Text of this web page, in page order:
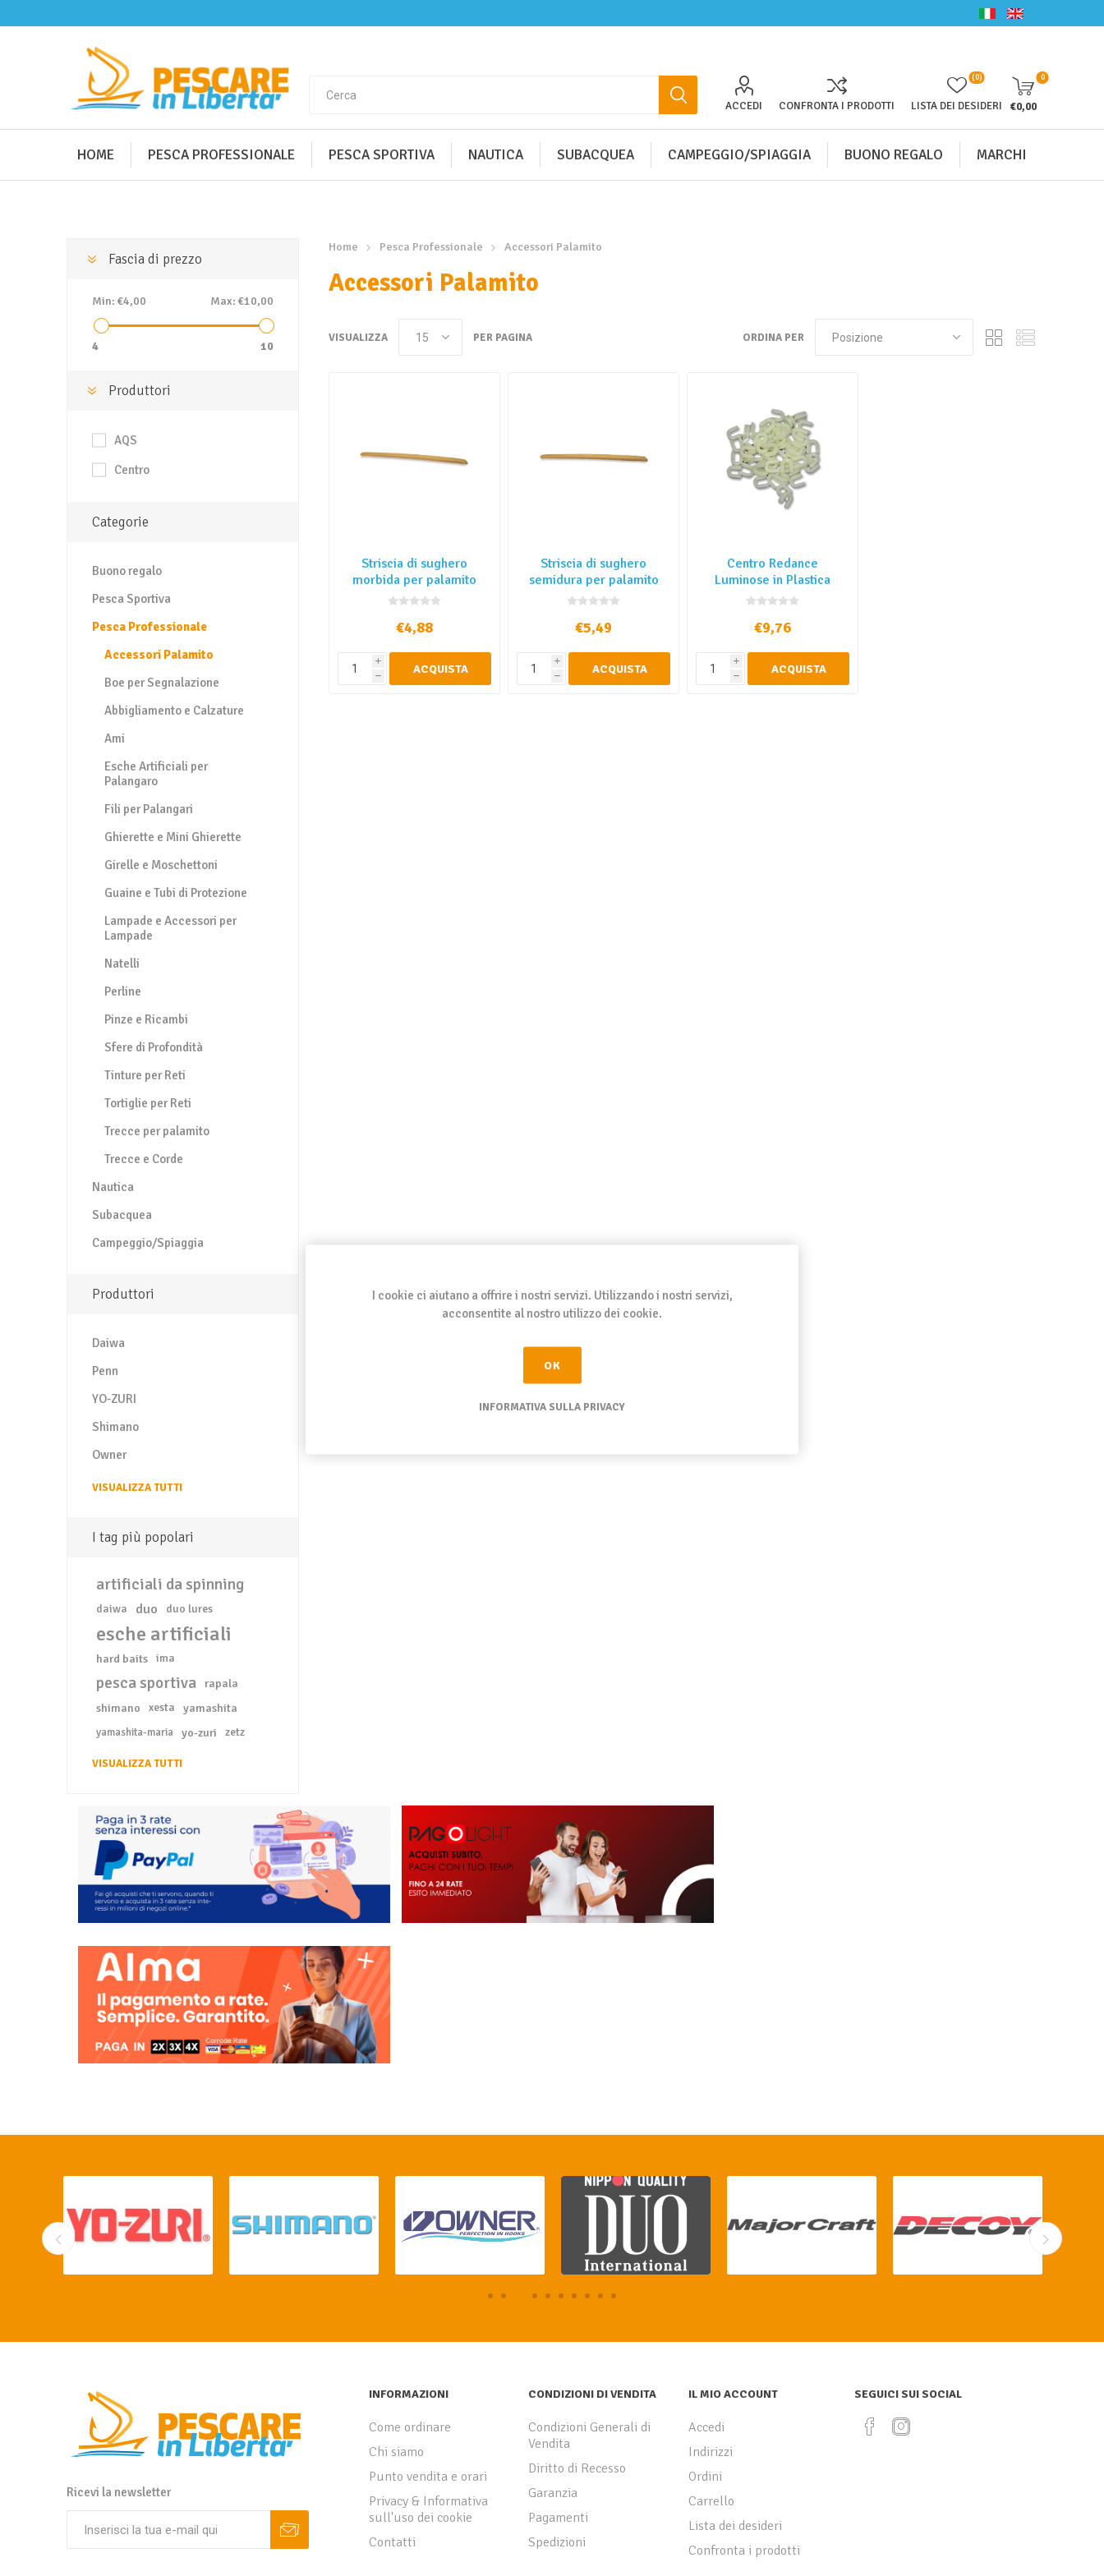
ACCEDI CONFRONTA I PRODOTTI LISTA DEI DESIDERI
(0) 0
€0,00
HOME PESCA PROFESSIONALE PESCA SPORTIVA NAUTICA SUBACQUEA CAMPEGGIO/SPIAGGIA BUONO REGALO MARCHI
Home Pesca Professionale Accessori Palamito
Accessori Palamito
ORDINA PER
VISUALIZZA PER PAGINA
Striscia di sughero
morbida per palamito
€4,88
i
h ACQUISTA
Striscia di sughero
semidura per palamito
€5,49
i
h ACQUISTA
Centro Redance
Luminose in Plastica
(Conf. 50 Pz)
€9,76
i
h ACQUISTA
Fascia di prezzo
Min: €4,00 Max: €10,00
4 10
Produttori
AQS
Centro
Categorie
Buono regalo
Pesca Sportiva
Pesca Professionale
Accessori Palamito
Boe per Segnalazione
Abbigliamento e Calzature
Ami
Esche Artificiali per
Palangaro
Fili per Palangari
Ghierette e Mini Ghierette
Girelle e Moschettoni
Guaine e Tubi di Protezione
Lampade e Accessori per
Lampade
Natelli
Perline
Pinze e Ricambi
Sfere di Profondità
Tinture per Reti
Tortiglie per Reti
Trecce per palamito
Trecce e Corde
Nautica
Subacquea
Campeggio/Spiaggia
Produttori
Daiwa
Penn
YO-ZURI
Shimano
Owner
VISUALIZZA TUTTI
I tag più popolari
artificiali da spinning
daiwa duo duo lures
esche artificiali
hard baits ima
pesca sportiva rapala
shimano
xesta yamashita
yamashita-maria yo-zuri zetz
VISUALIZZA TUTTI
Ricevi la newsletter
INFORMAZIONI
Come ordinare
Chi siamo
Punto vendita e orari
Privacy & Informativa
sull'uso dei cookie
Contatti
CONDIZIONI DI VENDITA
Condizioni Generali di
Vendita
Diritto di Recesso
Garanzia
Pagamenti
Spedizioni
IL MIO ACCOUNT
Accedi
Indirizzi
Ordini
Carrello
Lista dei desideri
Confronta i prodotti
SEGUICI SUI SOCIAL
I cookie ci aiutano a offrire i nostri servizi. Utilizzando i nostri servizi,
acconsentite al nostro utilizzo dei cookie.
OK
INFORMATIVA SULLA PRIVACY